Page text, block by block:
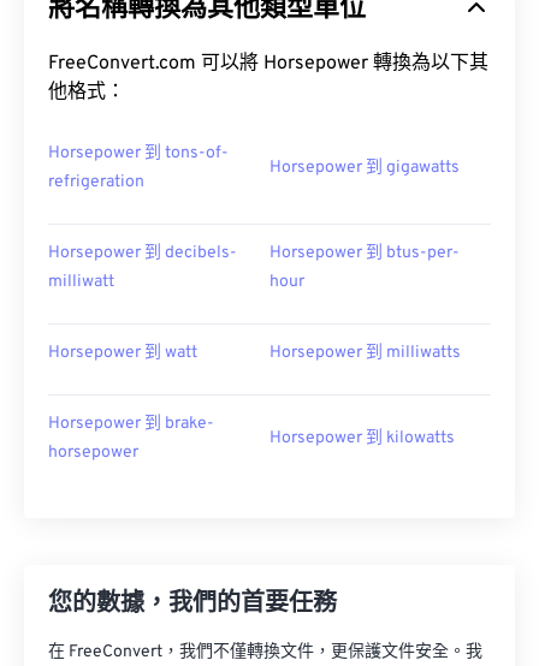
將名稱轉換為其他類型單位
FreeConvert.com 可以將 Horsepower 轉換為以下其
他格式：
Horsepower 到 tons-of-
refrigeration
Horsepower 到 gigawatts
Horsepower 到 decibels-
milliwatt
Horsepower 到 btus-per-
hour
Horsepower 到 watt Horsepower 到 milliwatts
Horsepower 到 brake-
horsepower
Horsepower 到 kilowatts
您的數據，我們的首要任務
在 FreeConvert，我們不僅轉換文件，更保護文件安全。我